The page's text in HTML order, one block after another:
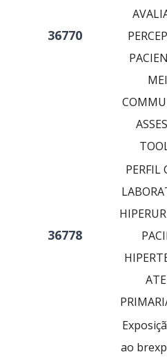
36770
36778
PERFIL
ao